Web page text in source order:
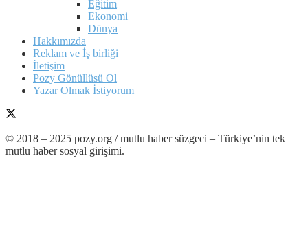
Eğitim
Ekonomi
Dünya
Hakkımızda
Reklam ve İş birliği
İletişim
Pozy Gönüllüsü Ol
Yazar Olmak İstiyorum
© 2018 – 2025 pozy.org / mutlu haber süzgeci – Türkiye’nin tek
mutlu haber sosyal girişimi.